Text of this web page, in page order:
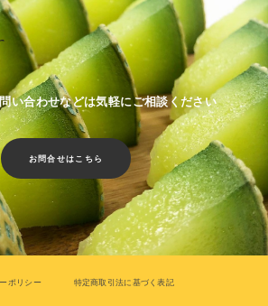
い合わせなどは気軽にご相談ください
お問合せはこちら
ポリシー 特定商取引法に基づく表記